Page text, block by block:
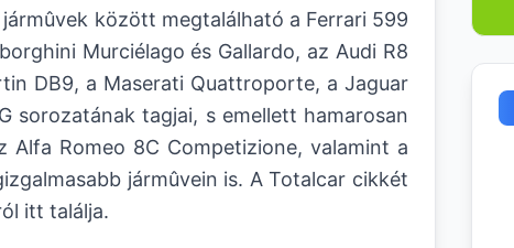
között megtalálható a Ferrari 599
Murciélago és Gallardo, az Audi R8
DB9, a Maserati Quattroporte, a Jaguar
sorozatának tagjai, s emellett hamarosan
Alfa Romeo 8C Competizione, valamint a
jármûvein is. A Totalcar cikkét
itt találja.